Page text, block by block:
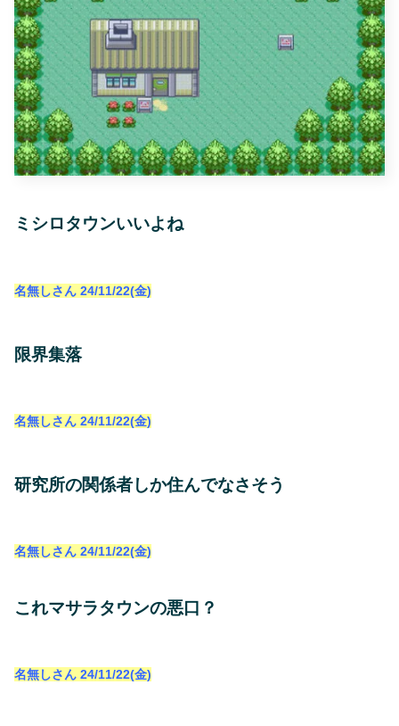
ミシロタウンいいよね
名無しさん 24/11/22(金)
限界集落
名無しさん 24/11/22(金)
研究所の関係者しか住んでなさそう
名無しさん 24/11/22(金)
これマサラタウンの悪口？
名無しさん 24/11/22(金)